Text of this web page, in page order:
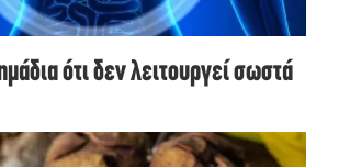
ότι δεν λειτουργεί σωστά